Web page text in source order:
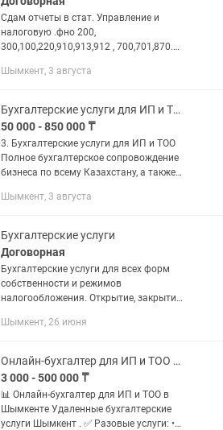
Сдам отчеты в стат. Управление и
налоговую .фно 200,
300,100,220,910,913,912 , 700,701,870.
видов деятельности.Регистрация и
каждому...
Шымкент, 3 августа
Бухгалтерские услуги для ИП и ТОО
50 000 - 850 000 ₸
3. Бухгалтерские услуги для ИП и ТОО
Полное бухгалтерское сопровождение
бизнеса по всему Казахстану, а также
компаниями на упрощенном и
Шымкент, 3 августа
Бухгалтерские услуги
Договорная
Бухгалтерские услуги для всех форм
собственности и режимов
налогообложения. Открытие, закрытие
налоговой отчётности Постановка и
бухгалтерских...
Шымкент, 26 июня
Онлайн-бухгалтер для ИП и ТОО в Шымкенте
3 000 - 500 000 ₸
📊 Онлайн-бухгалтер для ИП и ТОО в
Шымкенте Удаленные бухгалтерские
услуги Шымкент . ✅ Разовые услуги: •